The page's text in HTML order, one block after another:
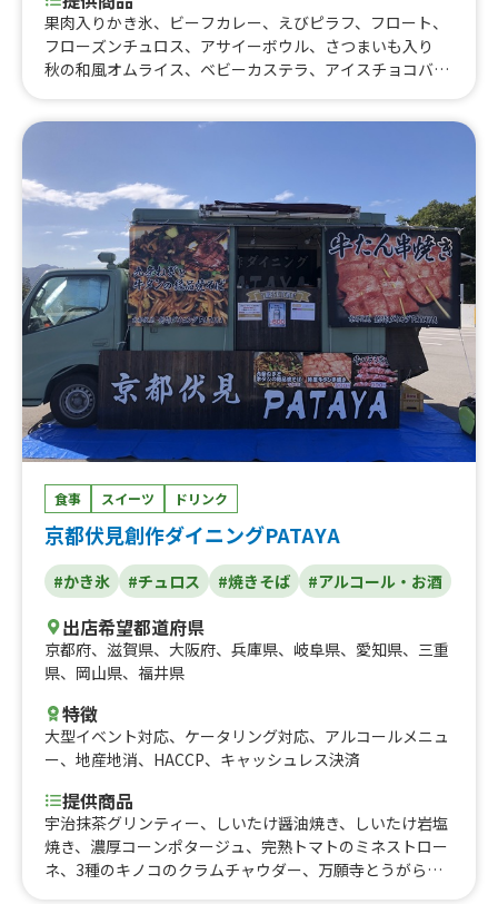
果肉入りかき氷、ビーフカレー、えびピラフ、フロート、
フローズンチュロス、アサイーボウル、さつまいも入り
秋の和風オムライス、ベビーカステラ、アイスチョコバナ
円クレープ、お手軽クレープ、手ごねハンバーグプレー
ャラメルコーヒーナッツクレープ、オレオクレープ、いち
ご練乳クレープ、キーマカレー、選べる600円クレープ、
チキンオーバーサンド、チキンオーバーライス、カレーオ
ムライス、骨つきソーセージ、ストロベリーホットチョ
コ、おでん 3種盛り、550円 ドリンク、550円 スー
プ、ストロベリーリッチチーズケーキ、フルーツサンド
600、フルーツサンド 500、フルーツサンド、ブルーベ
リーリッチチーズケーキ、チョコづくし、選べるおにぎり
と豚汁セット、デミグラスソースオムライス、フルーツサ
ンド、アメリカンドッグ、500円ドリンク、コーンスー
プ、クラムチャウダー、学生用 クラムチャウダー、550
円くれーぷ、ケチャップオムライス、選べるクレープ 50
0円、おにぎり 350円、選べる500円クレープ、和風ツナ
オクラ丼、大阪名物 どて焼き、たい焼き、おにぎり弁
当、みたらし団子（二本入り）、スムージー、500円 ク
レープ、ストロベリーミックスクリーム、おにぎり２つセ
ット 500、プレミアムバニラアイス付き（ストロベリー
クリーム）、プレミアムバニラアイス付きクレープ（チョ
きそば、照り焼きチキンマヨ、ツナコーンサラダ、たまご
サラダ、ハムツナサラダ、メープルミックスナッツクレー
プ、オレオバナナクリーム、オレオクリームクレープ、手
作り・無添加 生シロップかき氷（小）、いちごあめ、り
んごあめ、かき氷 350、タピオカドリンク、大阪産の海
苔を使ったおにぎり（塩おにぎり）、大阪産の海苔を使っ
たおにぎり（塩辛と梅しそ）、大阪産の海苔を使ったおに
ぎり（しらす大葉）、大阪産の海苔を使ったおにぎり（照
り焼きチキンマヨ）、大阪産の海苔を使ったおにぎり（チ
ャーシューとメンマ）、大阪産の海苔を使ったおにぎり
（ドライいちじくとローストアーモンド）、大阪産の海苔
食事 スイーツ ドリンク
京都伏見創作ダイニングPATAYA
#かき氷 #チュロス #焼きそば #アルコール・お酒
出店希望都道府県
京都府、 滋賀県、 大阪府、 兵庫県、 岐阜県、 愛知県、 三重
県、 岡山県、 福井県
特徴
大型イベント対応、 ケータリング対応、 アルコールメニュ
ー、 地産地消、 HACCP、 キャッシュレス決済
提供商品
宇治抹茶グリンティー、しいたけ醤油焼き、しいたけ岩塩
焼き、濃厚コーンポタージュ、完熟トマトのミネストロー
ネ、3種のキノコのクラムチャウダー、万願寺とうがらし